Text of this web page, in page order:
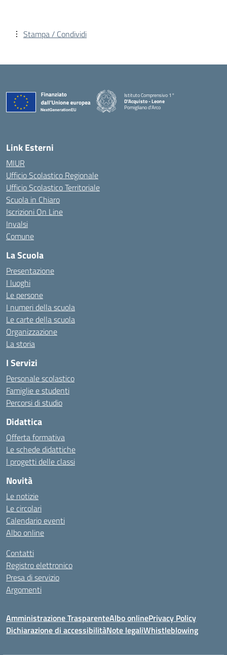
Stampa / Condividi
Istituto Comprensivo 1°
D'Acquisto - Leone
Pomigliano d'Arco
— Visita la pagina iniziale della scuola
Link Esterni
MIUR
Ufficio Scolastico Regionale
Ufficio Scolastico Territoriale
Scuola in Chiaro
Iscrizioni On Line
Invalsi
Comune
La Scuola
Presentazione
I luoghi
Le persone
I numeri della scuola
Le carte della scuola
Organizzazione
La storia
I Servizi
Personale scolastico
Famiglie e studenti
Percorsi di studio
Didattica
Offerta formativa
Le schede didattiche
I progetti delle classi
Novità
Le notizie
Le circolari
Calendario eventi
Albo online
Contatti
Registro elettronico
Presa di servizio
Argomenti
Amministrazione TrasparenteAlbo onlinePrivacy Policy
Dichiarazione di accessibilitàNote legaliWhistleblowing